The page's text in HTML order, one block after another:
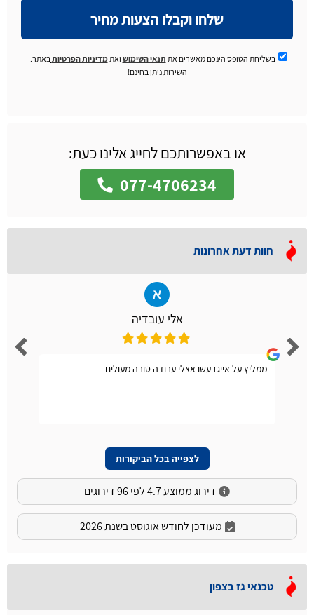
שלחו וקבלו הצעות מחיר
בשליחת הטופס הינכם מאשרים את תנאי השימוש ואתמדיניות הפרטיותבאתר.
השירות ניתן בחינם!
או באפשרותכם לחייג אלינו כעת:
077-4706234
חוות דעת אחרונות
אלי עובדיה
ממליץ על אייגז עשו אצלי עבודה טובה מעולים
לצפייה בכל הביקורות
דירוג ממוצע 4.7 לפי 96 דירוגים
מעודכן לחודש אוגוסט בשנת 2026
טכנאי גז בצפון